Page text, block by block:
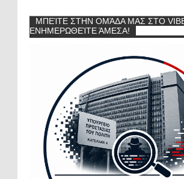
ΜΠΕΊΤΕ ΣΤΗΝ ΟΜΆΔΑ ΜΑΣ ΣΤΟ
ΕΝΗΜΕΡΩΘΕΊΤΕ ΆΜΕΣΑ!